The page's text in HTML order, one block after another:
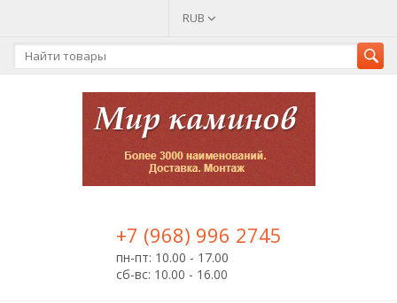
RUB
+7 (968) 996 2745
пн-пт: 10.00 - 17.00
сб-вс: 10.00 - 16.00